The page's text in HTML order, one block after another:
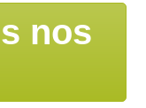
nos